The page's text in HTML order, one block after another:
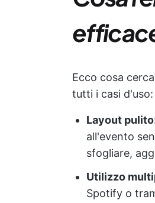
Ecco cosa
tutti i casi d'uso:
Layout pulito
all'evento
sfogliare,
Utilizzo
Spotify o